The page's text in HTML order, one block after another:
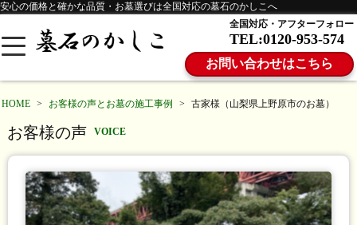
安心の価格と確かな品質・お墓選びは全国対応の墓石のかしこへ
全国対応・アフターフォロー
TEL:0120-953-574
お問い合わせはこちら
HOME > お客様の声とお墓の施工事例 > 古家様（山梨県上野原市のお墓）
お客様の声 VOICE